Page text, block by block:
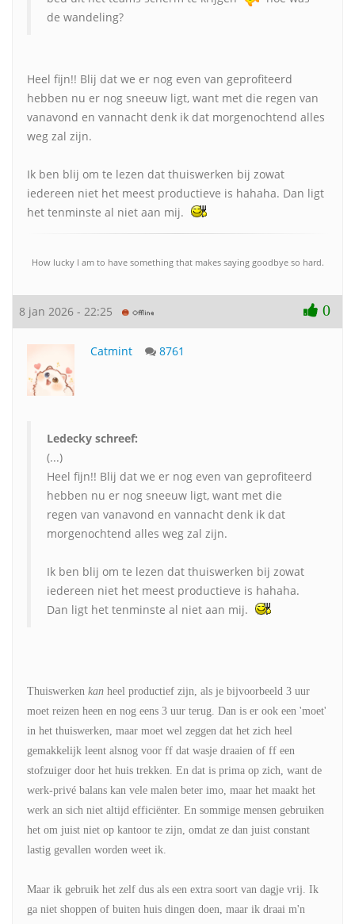
de wandeling?
Heel fijn!! Blij dat we er nog even van geprofiteerd
hebben nu er nog sneeuw ligt, want met die regen van
vanavond en vannacht denk ik dat morgenochtend alles
weg zal zijn.
Ik ben blij om te lezen dat thuiswerken bij zowat
iedereen niet het meest productieve is hahaha. Dan ligt
het tenminste al niet aan mij.
How lucky I am to have something that makes saying goodbye so hard.
8 jan 2026 - 22:25 0
Catmint 8761
Ledecky schreef:
(...)
Heel fijn!! Blij dat we er nog even van geprofiteerd
hebben nu er nog sneeuw ligt, want met die
regen van vanavond en vannacht denk ik dat
morgenochtend alles weg zal zijn.
Ik ben blij om te lezen dat thuiswerken bij zowat
iedereen niet het meest productieve is hahaha.
Dan ligt het tenminste al niet aan mij.
Thuiswerken kan heel productief zijn, als je bijvoorbeeld 3 uur
moet reizen heen en nog eens 3 uur terug. Dan is er ook een 'moet'
in het thuiswerken, maar moet wel zeggen dat het zich heel
gemakkelijk leent alsnog voor ff dat wasje draaien of ff een
stofzuiger door het huis trekken. En dat is prima op zich, want de
werk-privé balans kan vele malen beter imo, maar het maakt het
werk an sich niet altijd efficiënter. En sommige mensen gebruiken
het om juist niet op kantoor te zijn, omdat ze dan juist constant
lastig gevallen worden weet ik.
Maar ik gebruik het zelf dus als een extra soort van dagje vrij. Ik
ga niet shoppen of buiten huis dingen doen, maar ik draai m'n